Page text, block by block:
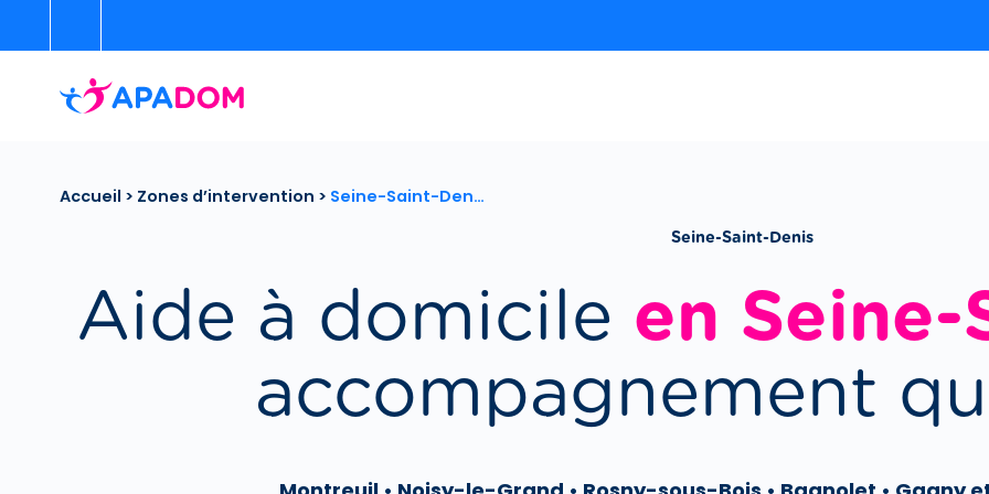
Accueil > Zones d’intervention > Seine-Saint-Den…
Seine-Saint-Denis
Aide à domicile en Seine-
accompagnement